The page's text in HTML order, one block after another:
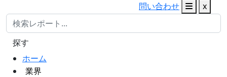
問い合わせ
x
ホーム
業界
探す